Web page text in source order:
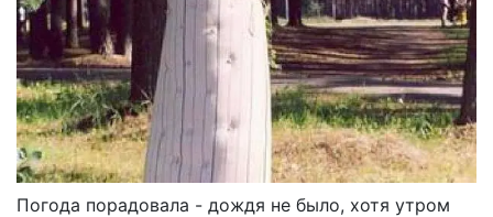
Погода порадовала - дождя не было, хотя утром